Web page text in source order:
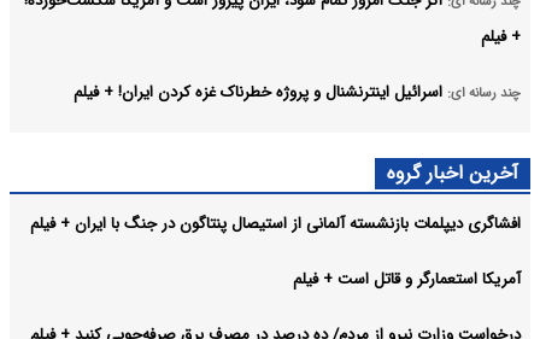
+ فیلم
چند رسانه ای: اسرائیل اینترنشنال و پروژه خطرناک غزه کردن ایران! + فیلم
موشک ایرانی، ۸ تا ۱۰ موشک شلیک می‌شد! + فیلم
چند رسانه ای:
از سردرگمی پدافند آمریکا تا کنترل تنگه هرمز/ روایت کارشناسان
چینی از تقابل تهران و واشنگتن + فیلم
آخرین اخبار گروه
افشاگری دیپلمات بازنشسته آلمانی از استیصال پنتاگون در جنگ با ایران + فیلم
آمریکا استعمارگر و قاتل است + فیلم